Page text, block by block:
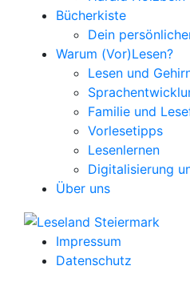
Bücherkiste
Dein
Warum (Vor)Lesen?
Lesen und
Familie und
Vorlesetipps
Lesenlernen
Digitalisierung
Über uns
Impressum
Datenschutz